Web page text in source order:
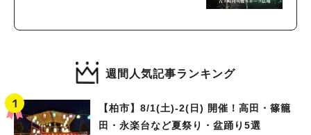
週間人気記事ランキング
【柏市】8/1(土)‐2(日) 開催！高田・篠籠
田・永楽台など夏祭り・盆踊り5選